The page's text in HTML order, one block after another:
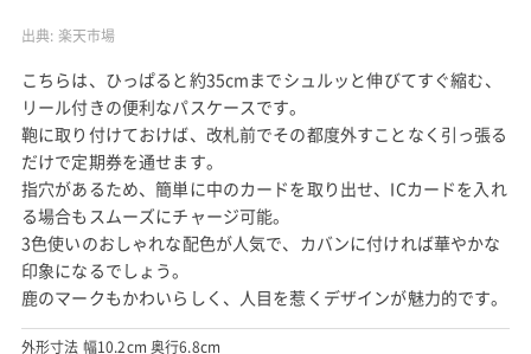
出典: 楽天市場
こちらは、ひっぱると約35cmまでシュルッと伸びてすぐ縮む、
リール付きの便利なパスケースです。
鞄に取り付けておけば、改札前でその都度外すことなく引っ張る
だけで定期券を通せます。
指穴があるため、簡単に中のカードを取り出せ、ICカードを入れ
る場合もスムーズにチャージ可能。
3色使いのおしゃれな配色が人気で、カバンに付ければ華やかな
印象になるでしょう。
鹿のマークもかわいらしく、人目を惹くデザインが魅力的です。
外形寸法 幅10.2cm 奥行6.8cm